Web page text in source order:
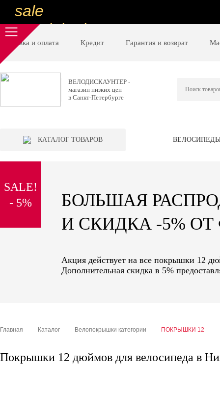
sale
special price
sale
низкие цены
вот дешево
special price
sale
надо брать
sale
Доставка и оплата Кредит Гарантия и возврат
ВЕЛОДИСКАУНТЕР -
магазин низких цен
в Санкт-Петербурге
КАТАЛОГ ТОВАРОВ
SALE!
- 5%
БОЛЬШАЯ
И СКИДКА -5%
Акция действует на все покрышки 12
Дополнительная скидка в 5%
Главная Каталог Велопокрышки категории ПОКРЫШКИ 12
Покрышки 12 дюймов для велосипеда в